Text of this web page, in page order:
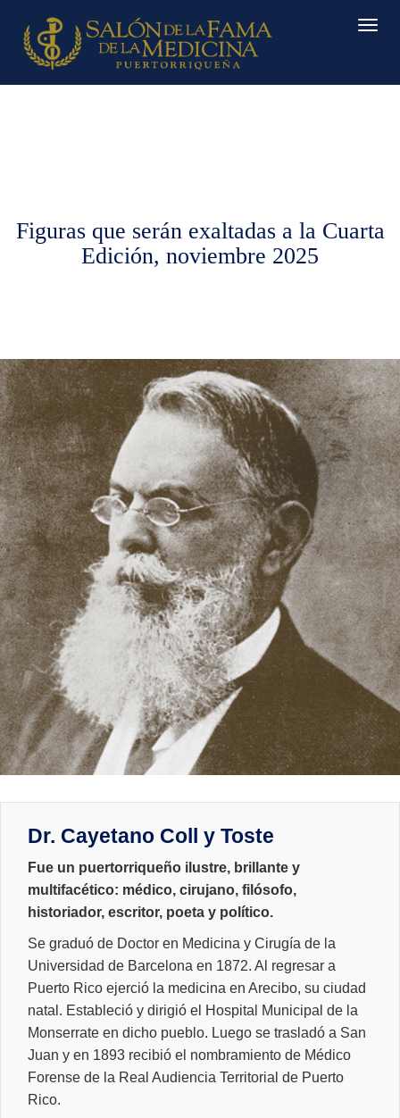
Figuras que serán exaltadas a la Cuarta
Edición, noviembre 2025
Dr. Cayetano Coll y Toste
Fue un puertorriqueño ilustre, brillante y
multifacético: médico, cirujano, filósofo,
historiador, escritor, poeta y político.
Se graduó de Doctor en Medicina y Cirugía de la
Universidad de Barcelona en 1872. Al regresar a
Puerto Rico ejerció la medicina en Arecibo, su ciudad
natal. Estableció y dirigió el Hospital Municipal de la
Monserrate en dicho pueblo. Luego se trasladó a San
Juan y en 1893 recibió el nombramiento de Médico
Forense de la Real Audiencia Territorial de Puerto
Rico.